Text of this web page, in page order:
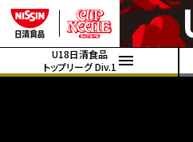
U18日清食品
トップリーグ Div.1